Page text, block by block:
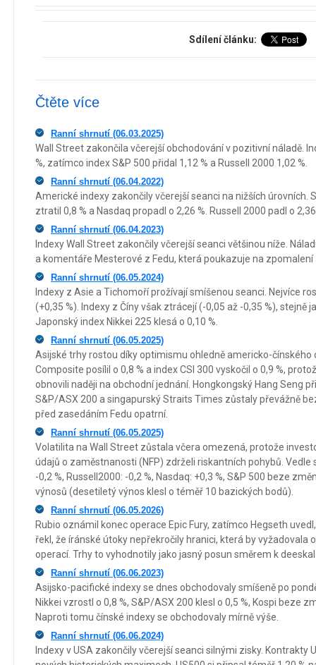
Sdílení článku:
Čtěte více
Ranní shrnutí (06.03.2025)
Wall Street zakončila včerejší obchodování v pozitivní náladě.
%, zatímco index S&P 500 přidal 1,12 % a Russell 2000 1,02 %.
Ranní shrnutí (06.04.2022)
Americké indexy zakončily včerejší seanci na nižších úrovních.
ztratil 0,8 % a Nasdaq propadl o 2,26 %. Russell 2000 padl o
Ranní shrnutí (06.04.2023)
Indexy Wall Street zakončily včerejší seanci většinou níže.
a komentáře Mesterové z Fedu, která poukazuje na
Ranní shrnutí (06.05.2024)
Indexy z Asie a Tichomoří prožívají smíšenou seanci. Nejvíce
(+0,35 %). Indexy z Číny však ztrácejí (-0,05 až -0,35 %), stejně
Japonský index Nikkei 225 klesá o 0,10 %.
Ranní shrnutí (06.05.2025)
Asijské trhy rostou díky optimismu ohledně americko-čínského
Composite posílil o 0,8 % a index CSI 300 vyskočil o 0,9 %,
obnovili naději na obchodní jednání. Hongkongský Hang Seng
S&P/ASX 200 a singapurský Straits Times zůstaly převážně
před zasedáním Fedu opatrní.
Ranní shrnutí (06.05.2025)
Volatilita na Wall Street zůstala včera omezená, protože
údajů o zaměstnanosti (NFP) zdrželi riskantních pohybů.
-0,2 %, Russell2000: -0,2 %, Nasdaq: +0,3 %, S&P 500 beze
výnosů (desetiletý výnos klesl o téměř 10 bazických bodů).
Ranní shrnutí (06.05.2026)
Rubio oznámil konec operace Epic Fury, zatímco Hegseth
řekl, že íránské útoky nepřekročily hranici, která by vyžadovala
operací. Trhy to vyhodnotily jako jasný posun směrem k
Ranní shrnutí (06.06.2023)
Asijsko-pacifické indexy se dnes obchodovaly smíšeně po
Nikkei vzrostl o 0,8 %, S&P/ASX 200 klesl o 0,5 %, Kospi beze
Naproti tomu čínské indexy se obchodovaly mírně výše.
Ranní shrnutí (06.06.2024)
Indexy v USA zakončily včerejší seanci silnými zisky. Kontrakty